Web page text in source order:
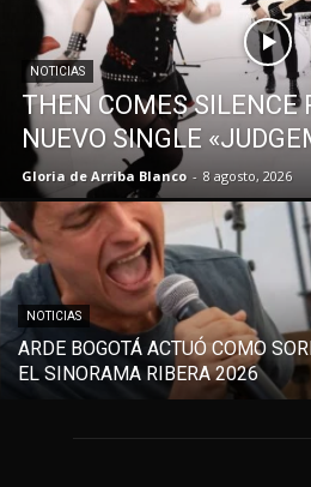
NOTICIAS
THEN COMES SILENCE
NUEVO SINGLE
Gloria de Arriba Blanco - 8 agosto, 2026
NOTICIAS
ARDE BOGOTÁ ACTUÓ COMO
EL SINORAMA RIBERA 2026